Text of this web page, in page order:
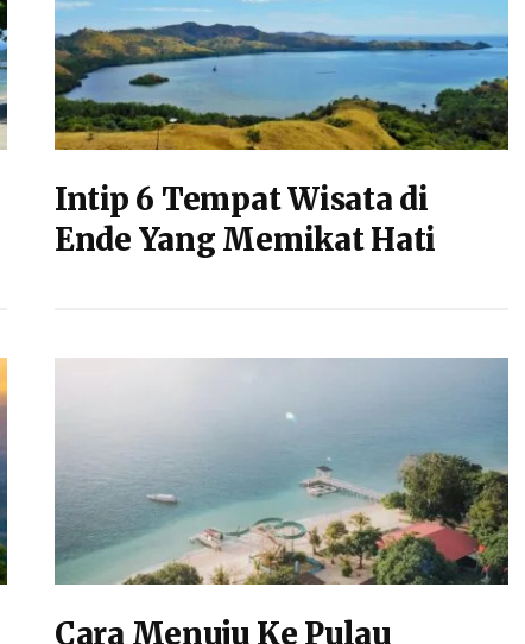
Intip 6 Tempat Wisata di
Ende Yang Memikat Hati
Cara Menuju Ke Pulau